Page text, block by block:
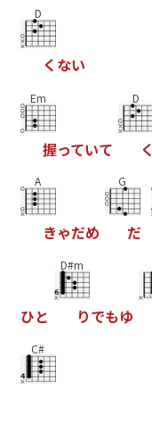
D
く ない
Em
握っていて
D
く
A
きゃだめ
G
だ
ひと
D#m
りでもゆ
C#